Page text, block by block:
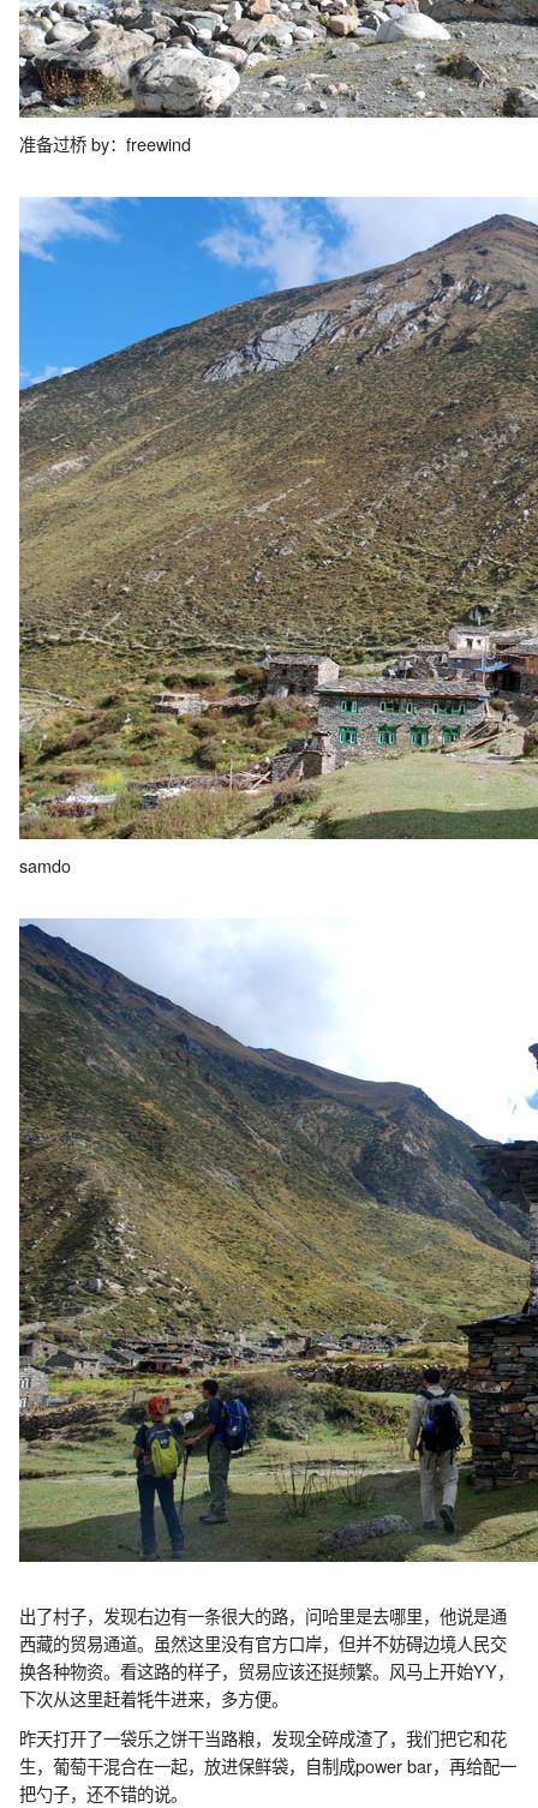
准备过桥 by：freewind
samdo
出了村子，发现右边有一条很大的路，问哈里是去哪里，他说是通
西藏的贸易通道。虽然这里没有官方口岸，但并不妨碍边境人民交
换各种物资。看这路的样子，贸易应该还挺频繁。风马上开始YY，
下次从这里赶着牦牛进来，多方便。
昨天打开了一袋乐之饼干当路粮，发现全碎成渣了，我们把它和花
生，葡萄干混合在一起，放进保鲜袋，自制成power bar，再给配一
把勺子，还不错的说。